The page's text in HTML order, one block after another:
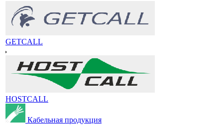
GETCALL
HOSTCALL
Кабельная продукция